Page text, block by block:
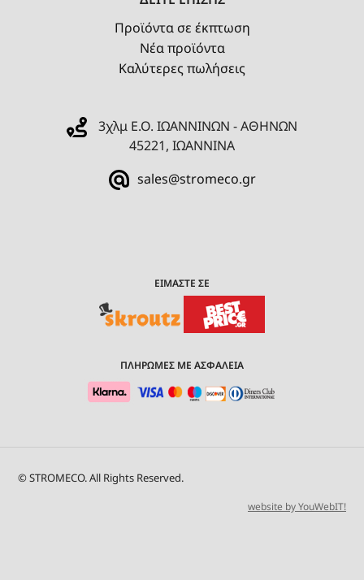
Προϊόντα σε έκπτωση
Νέα προϊόντα
Καλύτερες πωλήσεις
3χλμ Ε.Ο. ΙΩΑΝΝΙΝΩΝ - ΑΘΗΝΩΝ
45221, ΙΩΑΝΝΙΝΑ
sales@stromeco.gr
ΕΙΜΑΣΤΕ ΣΕ
ΠΛΗΡΩΜΕΣ ΜΕ ΑΣΦΑΛΕΙΑ
© STROMECO. All Rights Reserved.
website by YouWebIT!